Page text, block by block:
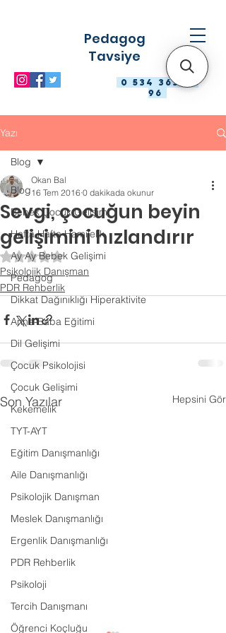
0 534 363 98
96
Pedagog
Tavsiye
Yazı
Blog
Bebek Çocuk Gelişimi
Hafta Hafta Hamilelik
Ay Ay Bebek Gelişimi
Pedagog
Dikkat Dağınıklığı Hiperaktivite
Anne-Baba Eğitimi
Dil Gelişimi
Çocuk Psikolojisi
Çocuk Gelişimi
Kekemelik
TYT-AYT
Eğitim Danışmanlığı
Aile Danışmanlığı
Psikolojik Danışman
Meslek Danışmanlığı
Ergenlik Danışmanlığı
PDR Rehberlik
Psikoloji
Tercih Danışmanı
Öğrenci Koçluğu
Blog
Sevgi, çocuğun beyin
gelişimini hızlandırır
Okan Bal
16 Tem 2016 0 dakikada okunur
5 üzerinden NaN yıldız
Psikolojik Danışman
PDR Rehberlik
Son Yazılar Hepsini Gör